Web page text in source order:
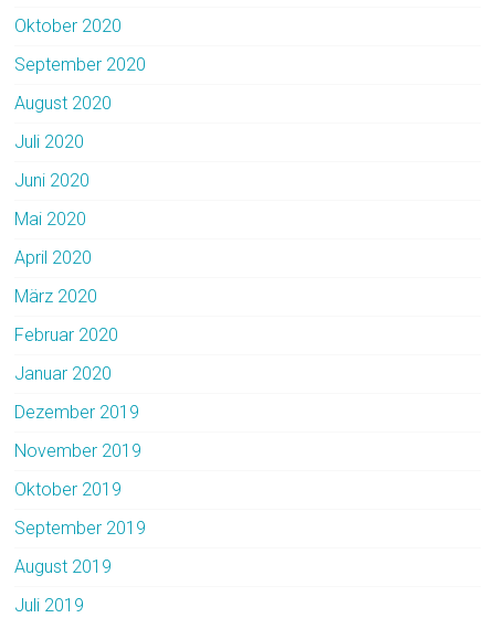
Oktober 2020
September 2020
August 2020
Juli 2020
Juni 2020
Mai 2020
April 2020
März 2020
Februar 2020
Januar 2020
Dezember 2019
November 2019
Oktober 2019
September 2019
August 2019
Juli 2019